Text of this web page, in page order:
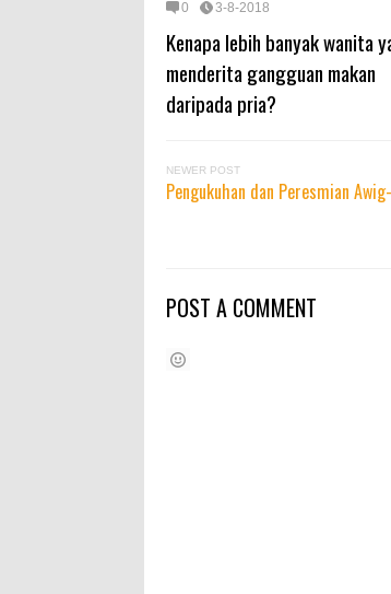
0 3-8-2018
Kenapa lebih banyak wanita
menderita gangguan makan
daripada pria?
NEWER POST
Pengukuhan dan Peresmian
POST A COMMENT